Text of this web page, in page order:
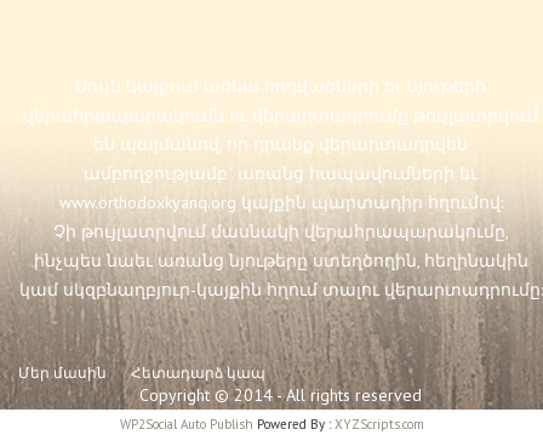
Սույն կայքում առկա հոդվածների եւ նյութերի
վերահրապարակումն ու վերարտադրումը թույլատրվում
են պայմանով, որ դրանք վերարտադրվեն
ամբողջությամբ` առանց հապավումների եւ
www.orthodoxkyanq.org կայքին պարտադիր հղումով:
Չի թույլատրվում մասնակի վերահրապարակումը,
ինչպես նաեւ առանց նյութերը ստեղծողին, հեղինակին
կամ սկզբնաղբյուր-կայքին հղում տալու վերարտադրումը:
Մեր մասին Հետադարձ կապ
Copyright © 2014 - All rights reserved
WP2Social Auto Publish Powered By :XYZScripts.com